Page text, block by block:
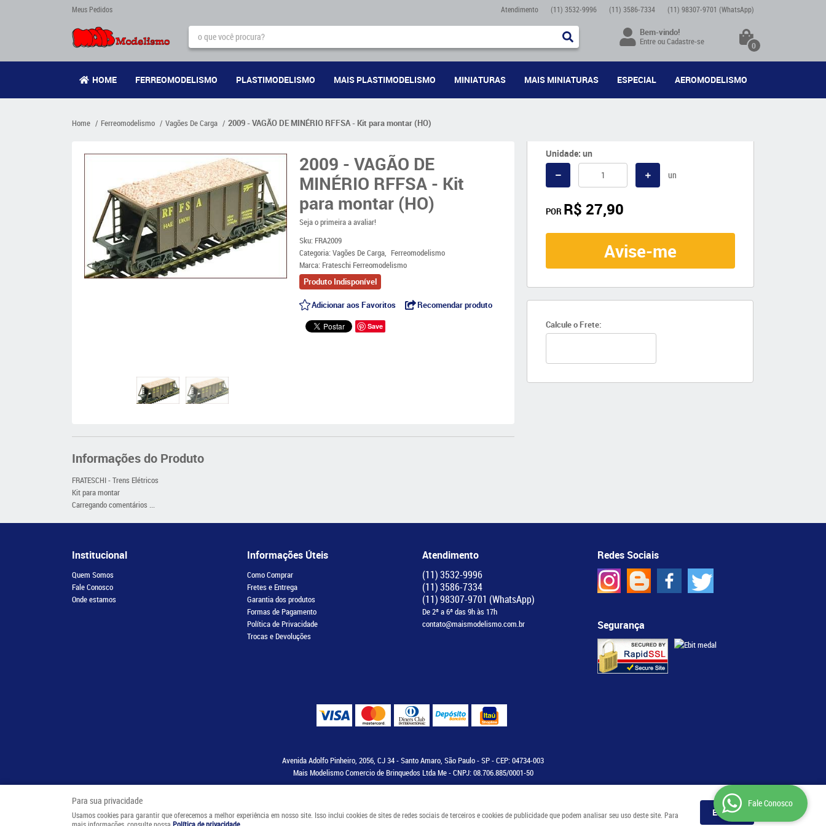
Meus Pedidos Atendimento (11) 3532-9996 (11) 3586-7334 (11) 98307-9701 (WhatsApp)
Bem-vindo!
EntreouCadastre-se 0
HOME FERREOMODELISMO PLASTIMODELISMO MAIS PLASTIMODELISMO MINIATURAS MAIS MINIATURAS ESPECIAL AEROMODELISMO
Home Ferreomodelismo Vagões De Carga 2009 - VAGÃO DE MINÉRIO RFFSA - Kit para montar (HO)
2009 - VAGÃO DE
MINÉRIO RFFSA - Kit
para montar (HO)
Seja o primeira a avaliar!
Sku: FRA2009
Categoria:Vagões De Carga
Ferreomodelismo
Marca: Frateschi Ferreomodelismo
Produto Indisponível
Adicionar aos Favoritos Recomendar produto
Save
Unidade: un
un
POR R$ 27,90
Avise-me
Calcule o Frete:
Informações do Produto
FRATESCHI - Trens Elétricos
Kit para montar
Carregando comentários ...
Institucional
Quem Somos
Fale Conosco
Onde estamos
Informações Úteis
Como Comprar
Fretes e Entrega
Garantia dos produtos
Formas de Pagamento
Política de Privacidade
Trocas e Devoluções
Atendimento
(11)3532-9996
(11)3586-7334
(11)98307-9701 (WhatsApp)
De 2ª a 6ª das 9h às 17h
contato@maismodelismo.com.br
Redes Sociais
Segurança
Avenida Adolfo Pinheiro, 2056, CJ 34-Santo Amaro, São Paulo-SP-CEP: 04734-003
Mais Modelismo Comercio de Brinquedos Ltda Me - CNPJ: 08.706.885/0001-50
Para sua privacidade
Usamos cookies para garantir que oferecemos a melhor experiência em nosso site. Isso inclui cookies de sites de redes sociais de terceiros e cookies de publicidade que podem analisar seu uso deste site. Para
Entendi
Fale Conosco